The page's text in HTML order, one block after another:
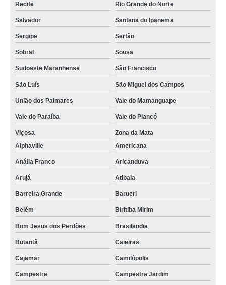
moldadora monobloco de mussarela preços Juquitiba
qual o valor de monobloco filadeira mussarela Conselheiro Lafaiete
moldadora monobloco de mussarela orçamento Médio Sertão
monobloco filadeira mussarela orçamento Agreste
moldadora monobloco mussarela Capelinha
monobloco para mussarela orçamento Paraíba
qual o valor de monobloco mussarela Arapiraca
monobloco para mussarela Vila Maria
qual o valor de monobloco queijo Caçador
moldadora monobloco mussarela preços São Mateus
monobloco para mussarela usado Itajaí
qual o valor de monobloco de mussarela VL VIRGINIA
distribuidor de monobloco queijo Viçosa
monobloco filadeira queijo Itapecerica da Serra
monobloco de mussarela Paraíba
Recife Rio Grande do Norte
Salvador Santana do Ipanema
Sergipe Sertão
Sobral Sousa
Sudoeste Maranhense São Francisco
São Luís São Miguel dos Campos
União dos Palmares Vale do Mamanguape
Vale do Paraíba Vale do Piancó
Viçosa
Zona da Mata
Alphaville
Americana
Anália Franco Aricanduva
Arujá Atibaia
Barreira Grande Barueri
Belém Biritiba Mirim
Bom Jesus dos Perdões Brasilandia
Butantã Caieiras
Cajamar Camilópolis
Campestre Campestre Jardim